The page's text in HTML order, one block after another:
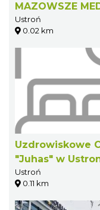
MAZOWSZE
Ustroń
0.02 km
Uzdrowiskowe
"Juhas" w
Ustroń
0.11 km